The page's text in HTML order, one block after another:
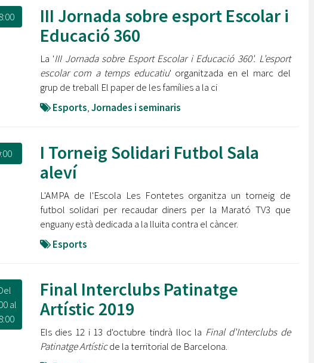
III Jornada sobre esport Escolar i
Educació 360
La 'III Jornada sobre Esport Escolar i Educació 360'. L'esport
escolar com a temps educatiu' organitzada en el marc del
grup de treball El paper de les famílies a la ci
Esports,Jornades i seminaris
I Torneig Solidari Futbol Sala
aleví
L'AMPA de l'Escola Les Fontetes organitza un torneig de
futbol solidari per recaudar diners per la Marató TV3 que
enguany està dedicada a la lluita contra el càncer.
Esports
al
Final Interclubs Patinatge
Artístic 2019
Els dies 12 i 13 d'octubre tindrà lloc la Final d'Interclubs de
Patinatge Artísticde la territorial de Barcelona.